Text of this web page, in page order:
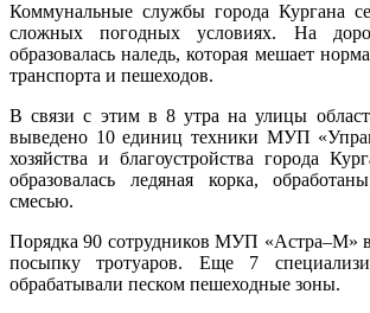
Коммунальные службы города Кургана
сложных погодных условиях. На
образовалась наледь, которая мешает
транспорта и пешеходов.
В связи с этим в 8 утра на улицы
выведено 10 единиц техники МУП
хозяйства и благоустройства города
образовалась ледяная корка,
смесью.
Порядка 90 сотрудников МУП «Астра–М»
посыпку тротуаров. Еще 7
обрабатывали песком пешеходные зоны.